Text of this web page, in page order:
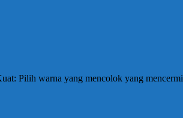
Pilih warna yang mencolok yang